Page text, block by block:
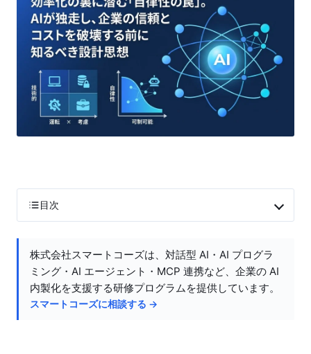
目次
株式会社スマートコーズは、対話型 AI・AI プログラ
ミング・AI エージェント・MCP 連携など、企業の AI
内製化を支援する研修プログラムを提供しています。
スマートコーズに相談する →